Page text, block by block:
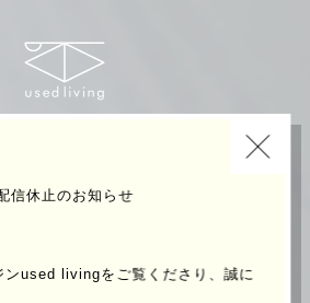
信休止のお知らせ
ンused livingをご覧くださり、誠に